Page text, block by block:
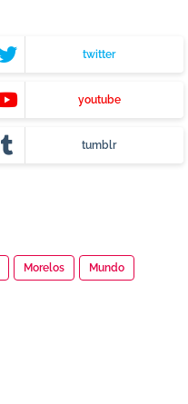
twitter
youtube
tumblr
Morelos Mundo